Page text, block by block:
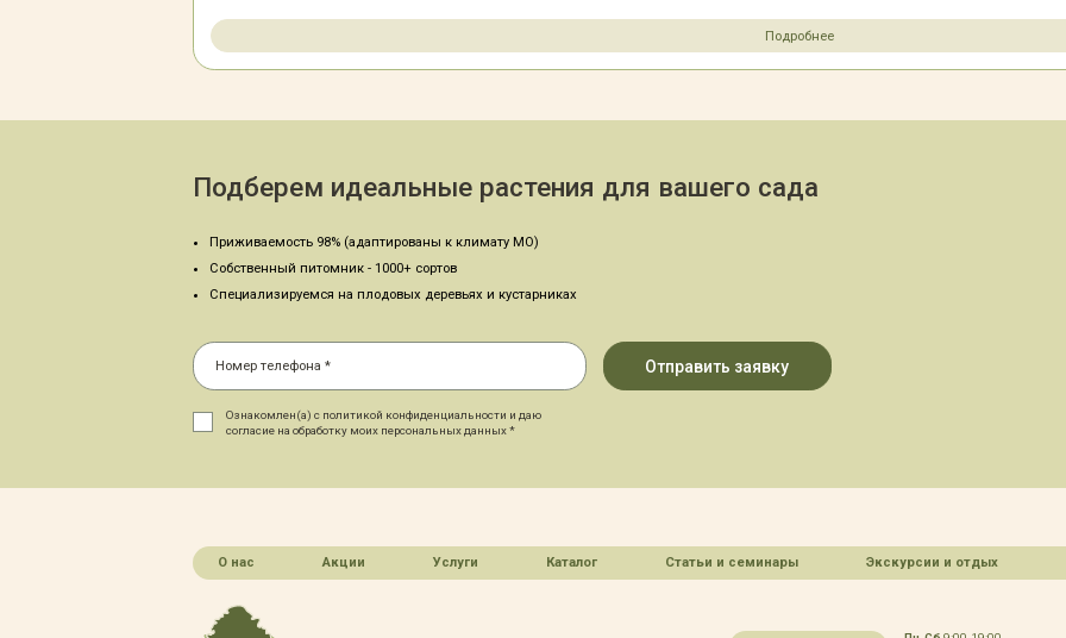
Подробнее
Подберем идеальные растения для вашего сада
Приживаемость 98% (адаптированы к климату МО)
Собственный питомник - 1000+ сортов
Специализируемся на плодовых деревьях и кустарниках
Ознакомлен(а) с политикой конфиденциальности и даю
согласие на обработку моих персональных данных *
О нас Акции Услуги Каталог Статьи и семинары Экскурсии и отдых